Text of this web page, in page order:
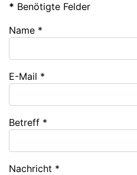
* Benötigte Felder
Name *
E-Mail *
Betreff *
Nachricht *